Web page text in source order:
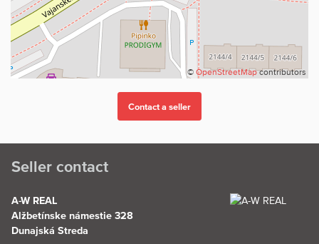
© OpenStreetMapcontributors
Seller contact
A-W REAL
Alžbetínske námestie 328
Dunajská Streda